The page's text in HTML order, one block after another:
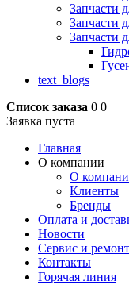
Запчасти
Запчасти
Запчасти
text_blogs
Список заказа 0 0
Заявка пуста
Главная
О компании
О
Клиенты
Бренды
Оплата и
Новости
Сервис и ремонт
Контакты
Горячая линия